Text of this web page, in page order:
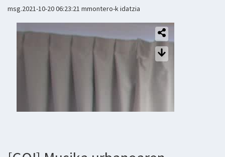
msg.2021-10-20 06:23:21 mmontero-k idatzia